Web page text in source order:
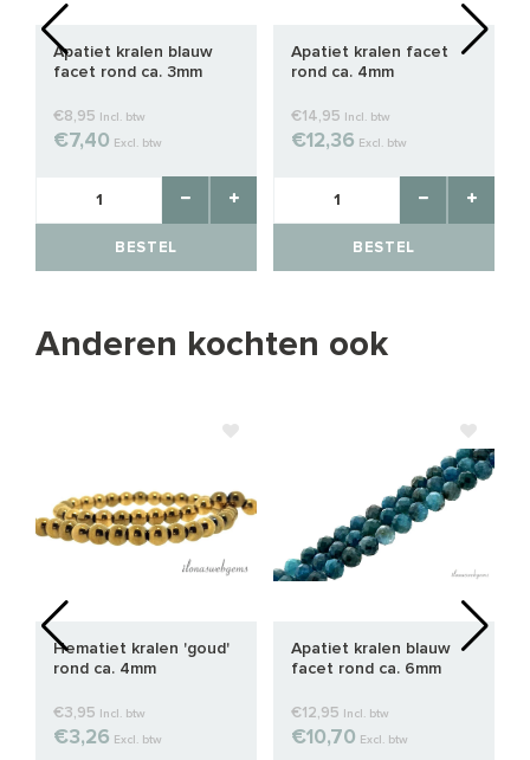
Apatiet kralen blauw
facet rond ca. 3mm
€8,95 Incl. btw
€7,40 Excl. btw
BESTEL
Apatiet kralen facet
rond ca. 4mm
€14,95 Incl. btw
€12,36 Excl. btw
BESTEL
Anderen kochten ook
Hematiet kralen 'goud'
rond ca. 4mm
€3,95 Incl. btw
€3,26 Excl. btw
Apatiet kralen blauw
facet rond ca. 6mm
€12,95 Incl. btw
€10,70 Excl. btw